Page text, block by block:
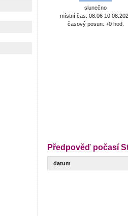
slunečno
místní čas: 08:06
časový posun: +0 hod.
Předpověď počasí
datum